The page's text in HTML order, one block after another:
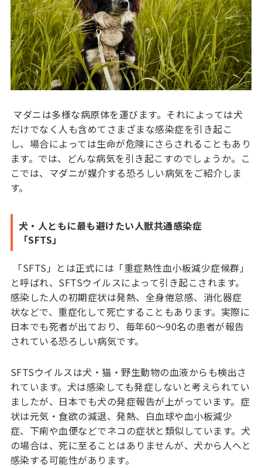
マダニは多様な病原体を運びます。それによっては犬
だけでなく人も含めてさまざまな感染症を引き起こ
し、場合によっては生命が危険にさらされることもあり
ます。では、どんな病気を引き起こすのでしょうか。こ
こでは、マダニが媒介する恐ろしい病気をご紹介しま
す。
犬・人ともに最も避けたい人獣共通感染症
「SFTS」
「SFTS」とは正式には「重症熱性血小板減少症候群」
と呼ばれ、SFTSウイルスによって引き起こされます。
感染した人の初期症状は発熱、全身倦怠感、消化器症
状などで、重症化して死亡することもあります。実際に
日本でも死者が出ており、毎年60〜90名の患者が報告
されている恐ろしい病気です。
SFTSウイルスは犬・猫・野生動物の血液からも検出さ
れています。犬は感染しても発症しないと考えられてい
ましたが、日本でも犬の発症報告が上がっています。症
状は元気・食欲の減退、発熱、白血球や血小板減少
症、下痢や血便などでネコの症状と類似しています。犬
の場合は、死に至ることはありませんが、犬から人へと
感染する可能性があります。